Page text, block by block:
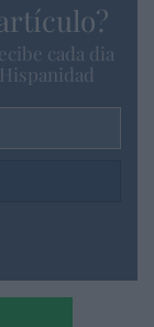
cada dia